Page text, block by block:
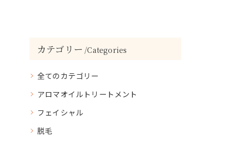
カテゴリー Categories
全てのカテゴリー
アロマオイルトリートメント
フェイシャル
脱毛